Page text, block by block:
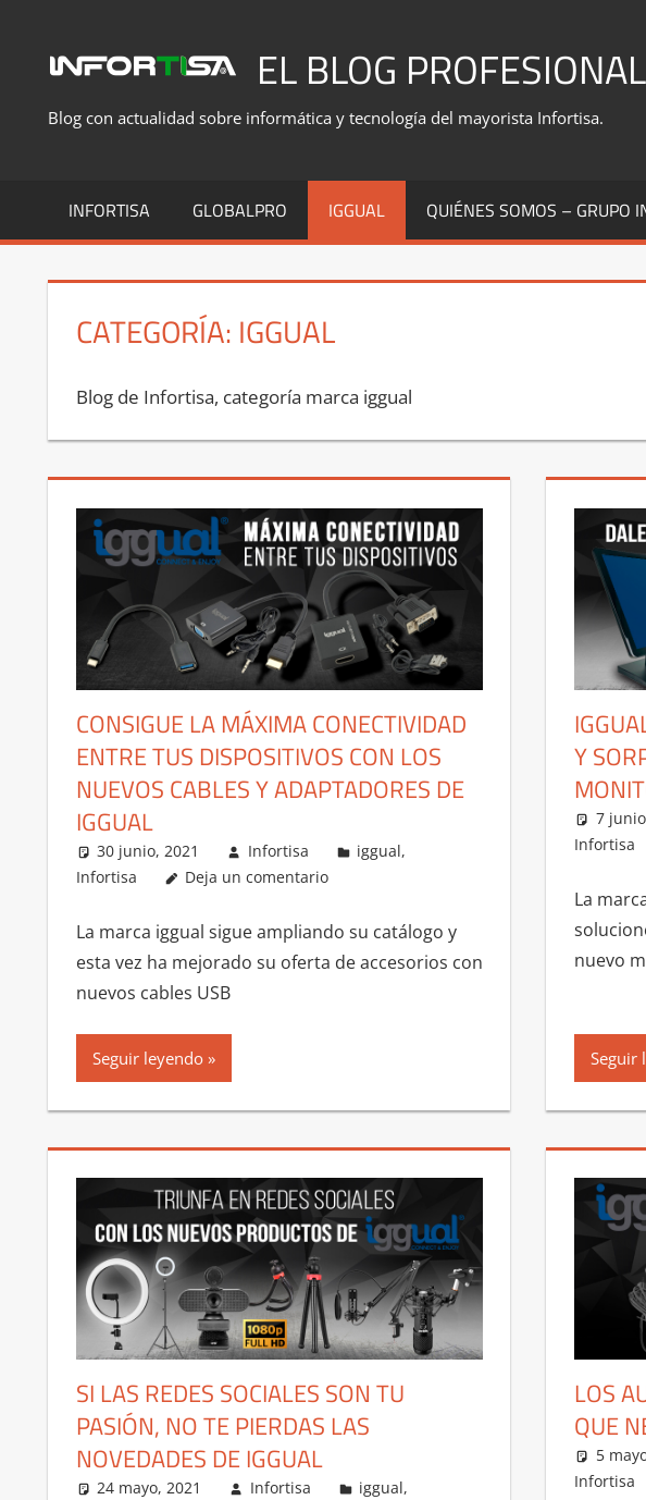
contenido
EL BLOG
Blog con actualidad sobre informática y tecnología del mayorista Infortisa.
INFORTISA GLOBALPRO IGGUAL QUIÉNES SOMOS – GRUPO
CATEGORÍA: IGGUAL
Blog de Infortisa, categoría marca iggual
CONSIGUE LA MÁXIMA CONECTIVIDAD
ENTRE TUS DISPOSITIVOS CON LOS
NUEVOS CABLES Y ADAPTADORES DE
IGGUAL
30 junio, 2021 Infortisa iggual,
Infortisa
Deja un comentario
La marca iggual sigue ampliando su catálogo y
esta vez ha mejorado su oferta de accesorios con
nuevos cables USB
Seguir leyendo
Y
7
Infortisa
La
nuevo
Seguir
SI LAS REDES SOCIALES SON TU
PASIÓN, NO TE PIERDAS LAS
NOVEDADES DE IGGUAL
24 mayo, 2021 Infortisa iggual,
LOS
QUE
5
Infortisa